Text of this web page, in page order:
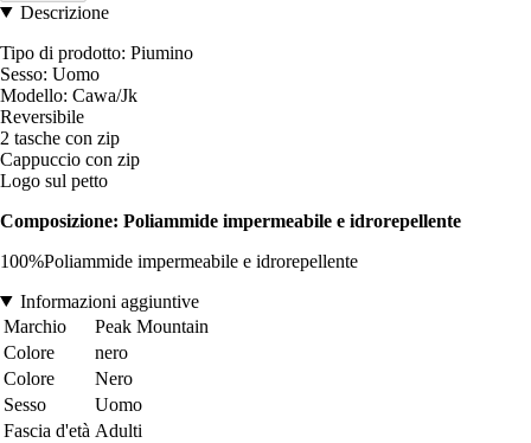
Descrizione
Tipo di prodotto: Piumino
Sesso: Uomo
Modello: Cawa/Jk
Reversibile
2 tasche con zip
Cappuccio con zip
Logo sul petto
Composizione: Poliammide impermeabile e idrorepellente
100%Poliammide impermeabile e idrorepellente
Informazioni aggiuntive
Marchio
Peak Mountain
Colore
nero
Colore
Nero
Sesso
Uomo
Fascia d'età Adulti